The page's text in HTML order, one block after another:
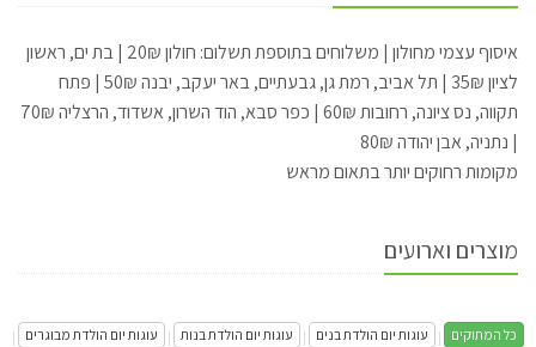
איסוף עצמי מחולון | משלוחים בתוספת תשלום: חולון 20₪ | בת ים, ראשון
לציון 35₪ | תל אביב, רמת גן, גבעתיים, באר יעקב, יבנה 50₪ | פתח
תקווה, נס ציונה, רחובות 60₪ | כפר סבא, הוד השרון, אשדוד, הרצליה 70₪
| נתניה, אבן יהודה 80₪
מקומות רחוקים יותר בתאום מראש
מוצרים וארועים
כל המתוקים | עוגות יום הולדת בנים | עוגות יום הולדת בנות | עוגות יום הולדת מבוגרים
|